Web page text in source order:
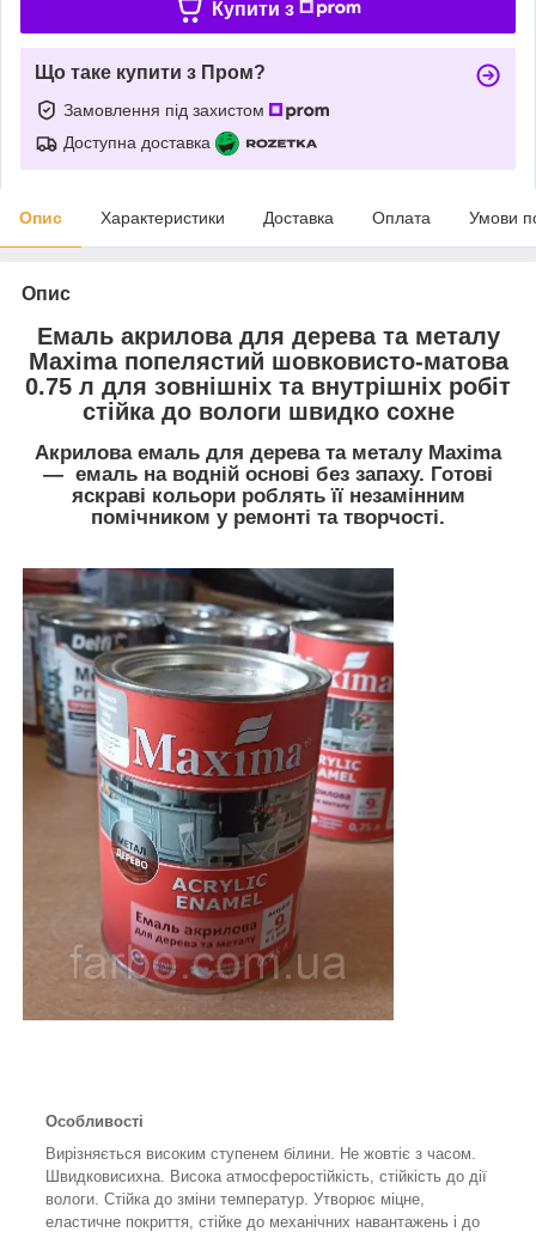
Купити з
Що таке купити з Пром?
Замовлення під захистом
Доступна доставка
Опис Характеристики Доставка Оплата Умови
Опис
Емаль акрилова для дерева та металу
Maxima попелястий шовковисто-матова
0.75 л для зовнішніх та внутрішніх робіт
стійка до вологи швидко сохне
Акрилова емаль для дерева та металу Maxima
— емаль на водній основі без запаху. Готові
яскраві кольори роблять її незамінним
помічником у ремонті та творчості.
Особливості
Вирізняється високим ступенем білини. Не жовтіє з часом.
Швидковисихна. Висока атмосферостійкість, стійкість до дії
вологи. Стійка до зміни температур. Утворює міцне,
еластичне покриття, стійке до механічних навантажень і до